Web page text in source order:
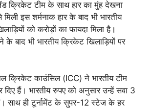
क्रिकेट टीम के साथ हार का मुंह देखना
इस शर्मनाक हार के बाद भी भारतीय
को करोड़ों का फायदा मिला है।
के बाद भी भारतीय क्रिकेट खिलाड़ियों पर
क्रिकेट काउंसिल (ICC) ने भारतीय टीम
दिए हैं। भारतीय रुपए को अनुसार उन्हें सवा 3
साथ ही टूर्नामेंट के सुपर-12 स्टेज के हर